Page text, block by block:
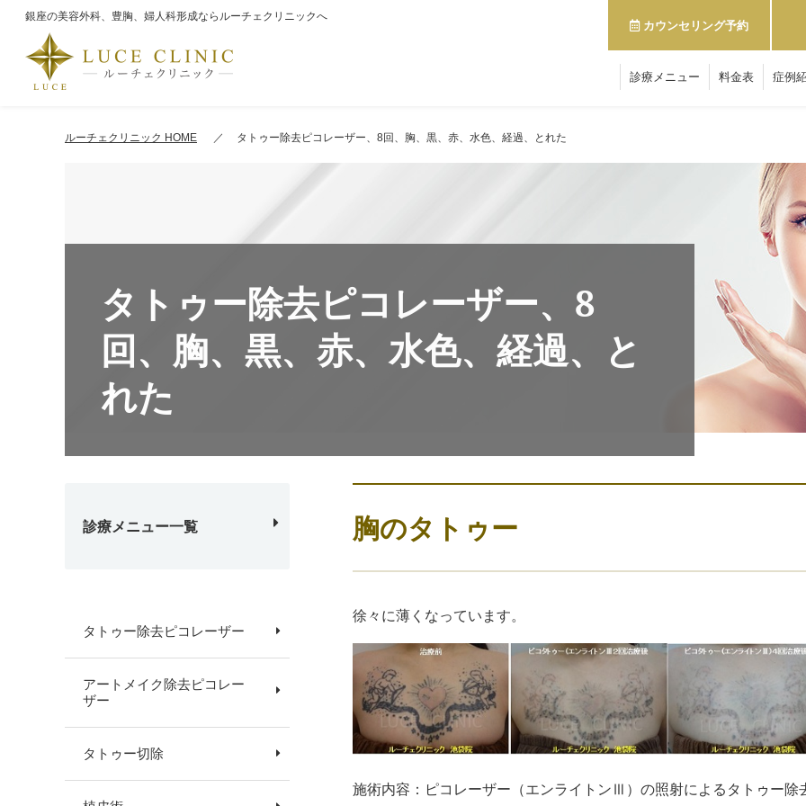
銀座の美容外科、豊胸、婦人科形成ならルーチェクリニックへ
カウンセリング予約
診療メニュー 料金表 症例
ルーチェクリニック HOME タトゥー除去ピコレーザー、8回、胸、黒、赤、水色、経過、とれた
タトゥー除去ピコレーザー、8
回、胸、黒、赤、水色、経過、と
れた
胸のタトゥー
徐々に薄くなっています。
施術内容：ピコレーザー（エンライトンⅢ）の照射によるタトゥー除
診療メニュー一覧
タトゥー除去ピコレーザー
アートメイク除去ピコレー
ザー
タトゥー切除